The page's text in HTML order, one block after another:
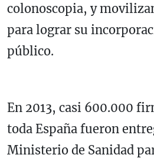
colonoscopia, y
para lograr su
público.
En 2013, casi 600.000
toda España fueron
Ministerio de Sanidad